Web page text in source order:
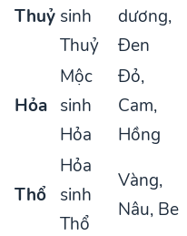
Thuỷ sinh
Thuỷ
dương,
Đen
Hỏa
Mộc
sinh
Hỏa
Đỏ,
Cam,
Hồng
Thổ
Hỏa
sinh
Thổ
Vàng,
Nâu, Be